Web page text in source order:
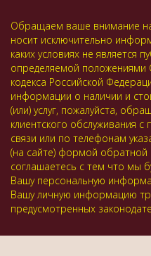
Обращаем ваше внимание
носит исключительно
каких условиях не является
определяемой положениями
кодекса Российской
информации о наличии и
(или) услуг, пожалуйста,
клиентского обслуживания
связи или по телефонам
(на сайте) формой обратной
соглашаетесь с тем что мы
Вашу персональную
Вашу личную информацию
предусмотренных